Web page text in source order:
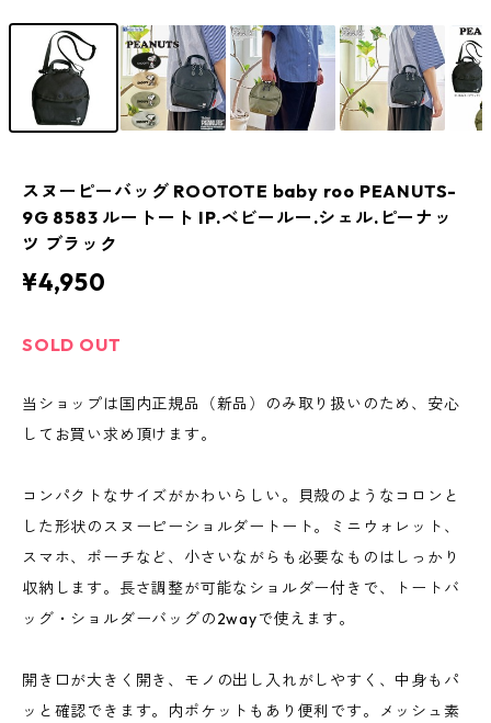
スヌーピーバッグ ROOTOTE baby roo PEANUTS-
9G 8583 ルートート IP.ベビールー.シェル.ピーナッ
ツ ブラック
¥4,950
SOLD OUT
当ショップは国内正規品（新品）のみ取り扱いのため、安心
してお買い求め頂けます。
コンパクトなサイズがかわいらしい。貝殻のようなコロンと
した形状のスヌーピーショルダートート。ミニウォレット、
スマホ、ポーチなど、小さいながらも必要なものはしっかり
収納します。長さ調整が可能なショルダー付きで、トートバ
ッグ・ショルダーバッグの2wayで使えます。
開き口が大きく開き、モノの出し入れがしやすく、中身もパ
ッと確認できます。内ポケットもあり便利です。メッシュ素